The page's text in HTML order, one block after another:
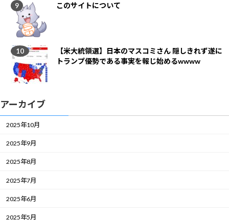
このサイトについて
【米大統領選】日本のマスコミさん 隠しきれず遂に
トランプ優勢である事実を報じ始めるwwww
アーカイブ
2025年10月
2025年9月
2025年8月
2025年7月
2025年6月
2025年5月